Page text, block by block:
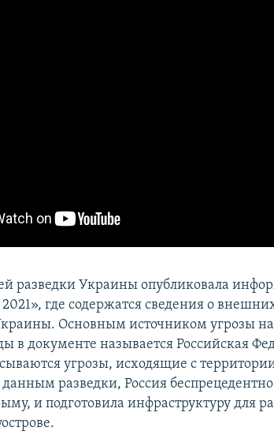
разведки Украины опубликовала
где содержатся сведения о
Основным источником угрозы
в документе называется Российская
угрозы, исходящие с
разведки, Россия
и подготовила инфраструктуру для